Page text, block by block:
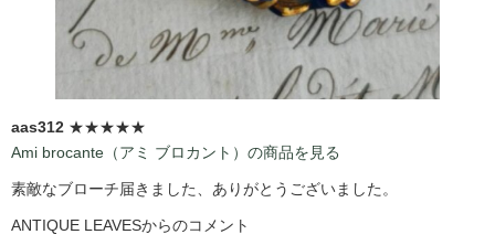
aas312 ★★★★★
Ami brocante（アミ ブロカント）の商品を見る
素敵なブローチ届きました、ありがとうございました。
ANTIQUE LEAVESからのコメント